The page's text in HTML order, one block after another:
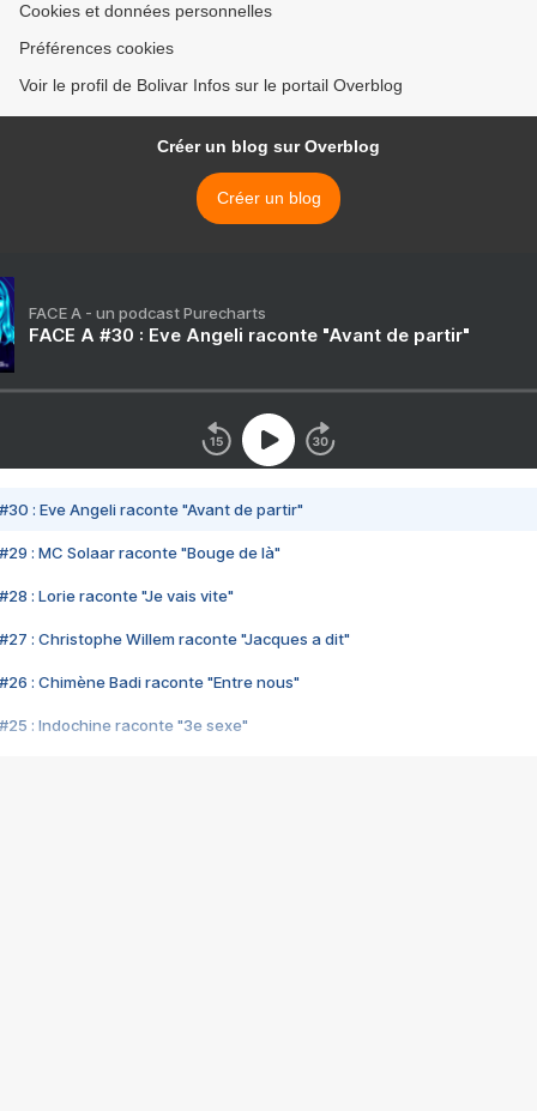
Cookies et données personnelles
Préférences cookies
Voir le profil de Bolivar Infos sur le portail Overblog
Créer un blog sur Overblog
Créer un blog
FACE A - un podcast Purecharts
FACE A #30 : Eve Angeli raconte "Avant de partir"
#30 : Eve Angeli raconte "Avant de partir"
#29 : MC Solaar raconte "Bouge de là"
#28 : Lorie raconte "Je vais vite"
#27 : Christophe Willem raconte "Jacques a dit"
#26 : Chimène Badi raconte "Entre nous"
#25 : Indochine raconte "3e sexe"